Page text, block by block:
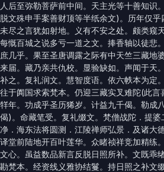
人后至弥勒菩萨前中间。天主光等十善知识
脱文殊申手案善财顶等半纸余文)。历年仅
未尽之言犹如射地。义有不安之处。颇类窥
每慨百城之说多亏一道之文。捧香轴以徒悲
庶几乎。果至圣唐调露之际有中天竺三藏地
来届。藏乃亲共仇校。显验缺如。声闻于天
补之。复礼润文。慧智度语。依六帙本为定
往于阗国求索梵本。仍迎三藏实叉难陀(此
䍧年。功成乎圣历狶岁。计益九千偈。勒成
偈)。命藏笔受。复礼缀文。梵僧战陀．提婆
净．海东法将圆测．江陵禅师弘景．及诸大
译堂前陆地开百叶莲华。众睹祯祥竞加精练
文心。虽益数品新言反脱日照所补。文既乖
勘梵本。经资线义雅协结鬘。持日照之补文